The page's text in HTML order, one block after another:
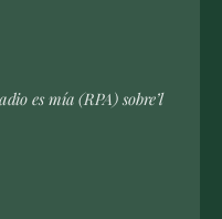
es mía (RPA) sobre’l